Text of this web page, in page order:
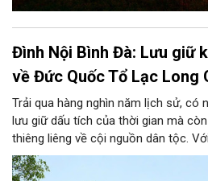
Đình Nội Bình Đà: Lưu giữ
về Đức Quốc Tổ Lạc Long
Trải qua hàng nghìn năm lịch sử, có
lưu giữ dấu tích của thời gian mà
thiêng liêng về cội nguồn dân tộc.
không chỉ là ngôi đình cổ của quê
thơ, với những mùa lễ hội tháng ba